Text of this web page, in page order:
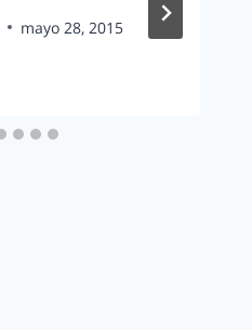
mayo 28, 2015